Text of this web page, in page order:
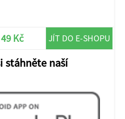
49 Kč JÍT DO E-SHOPU
stáhněte naší